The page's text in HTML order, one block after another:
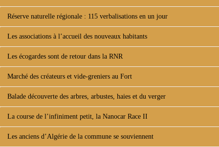
Réserve naturelle régionale : 115 verbalisations en un jour
Les associations à l’accueil des nouveaux habitants
Les écogardes sont de retour dans la RNR
Marché des créateurs et vide-greniers au Fort
Balade découverte des arbres, arbustes, haies et du verger
La course de l’infiniment petit, la Nanocar Race II
Les anciens d’Algérie de la commune se souviennent